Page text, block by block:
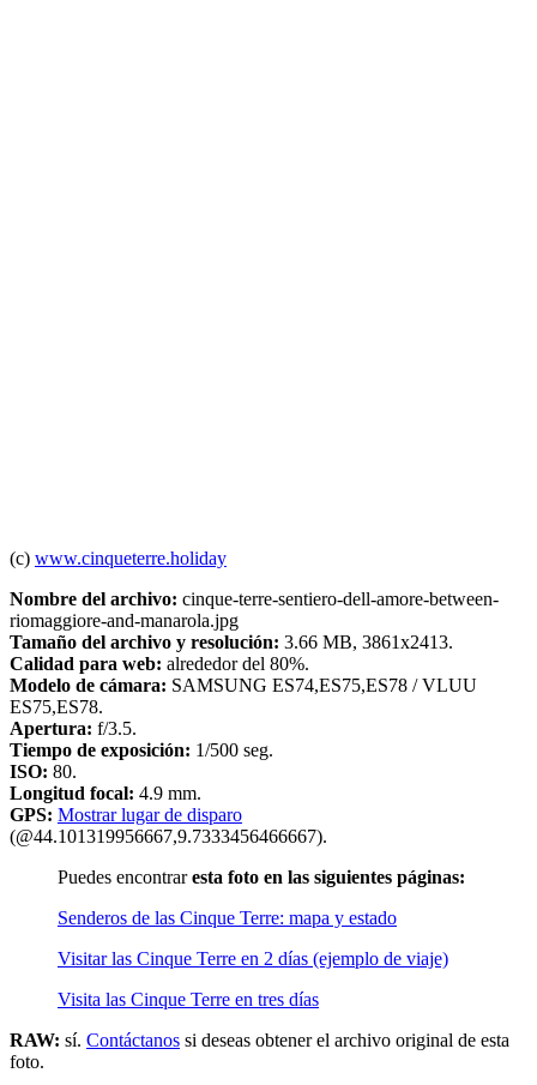
(c) www.cinqueterre.holiday
Nombre del archivo: cinque-terre-sentiero-dell-amore-between-
riomaggiore-and-manarola.jpg
Tamaño del archivo y resolución: 3.66 MB, 3861x2413.
Calidad para web: alrededor del 80%.
Modelo de cámara: SAMSUNG ES74,ES75,ES78 / VLUU
ES75,ES78.
Apertura: f/3.5.
Tiempo de exposición: 1/500 seg.
ISO: 80.
Longitud focal: 4.9 mm.
GPS: Mostrar lugar de disparo
(@44.101319956667,9.7333456466667).
Puedes encontraresta foto en las siguientes páginas:
Senderos de las Cinque Terre: mapa y estado
Visitar las Cinque Terre en 2 días (ejemplo de viaje)
Visita las Cinque Terre en tres días
RAW: sí. Contáctanos si deseas obtener el archivo original de esta
foto.